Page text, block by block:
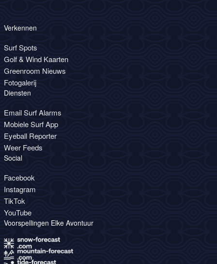
Verkennen
Surf Spots
Golf & Wind Kaarten
Greenroom Nieuws
Fotogalerij
Diensten
Email Surf Alarms
Mobiele Surf App
Eyeball Reporter
Weer Feeds
Social
Facebook
Instagram
TikTok
YouTube
Voorspellingen Elke Avontuur